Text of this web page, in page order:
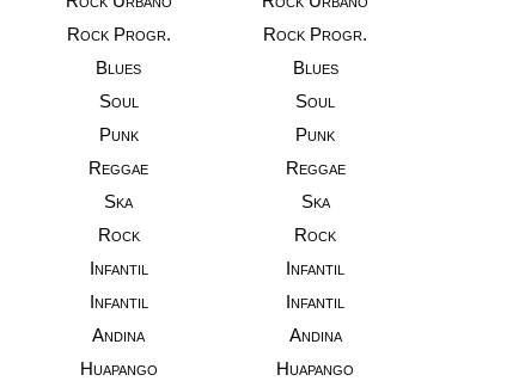
Rock Progr.
Rock Progr.
Blues
Blues
Soul
Soul
Punk
Punk
Reggae
Reggae
Ska
Ska
Rock
Rock
Infantil
Infantil
Infantil
Infantil
Andina
Andina
Huapango
Huapango